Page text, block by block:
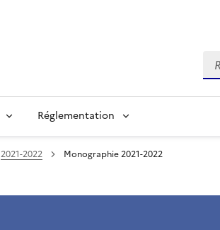
Réglementation
2021-2022 Monographie 2021-2022